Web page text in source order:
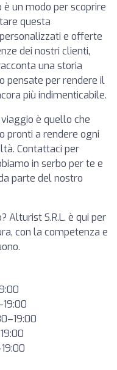
un modo per scoprire
questa
e offerte
dei nostri clienti,
una storia
pensate per rendere il
più indimenticabile.
è quello che
pronti a rendere ogni
Contattaci per
in serbo per te e
parte del nostro
Alturist S.R.L. è qui per
con la competenza e